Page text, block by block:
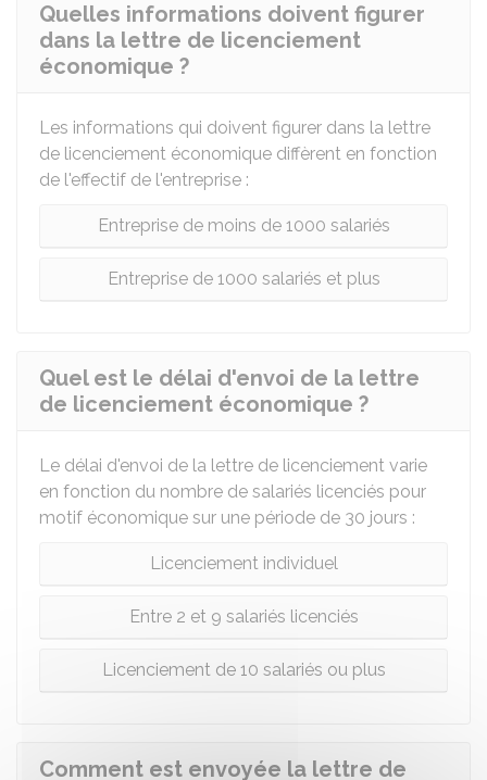
Quelles informations doivent figurer
dans la lettre de licenciement
économique ?
Les informations qui doivent figurer dans la lettre
de licenciement économique diffèrent en fonction
de l'effectif de l'entreprise :
Entreprise de moins de 1000 salariés
Entreprise de 1000 salariés et plus
Quel est le délai d'envoi de la lettre
de licenciement économique ?
Le délai d'envoi de la lettre de licenciement varie
en fonction du nombre de salariés licenciés pour
motif économique sur une période de 30 jours :
Licenciement individuel
Entre 2 et 9 salariés licenciés
Licenciement de 10 salariés ou plus
Comment est envoyée la lettre de